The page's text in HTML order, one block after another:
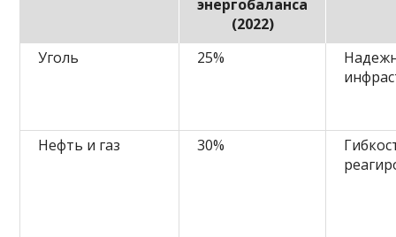
энергобаланса
(2022)
Уголь 25%
Нефть и газ 30%